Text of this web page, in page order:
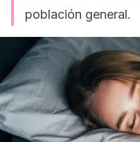
población general.